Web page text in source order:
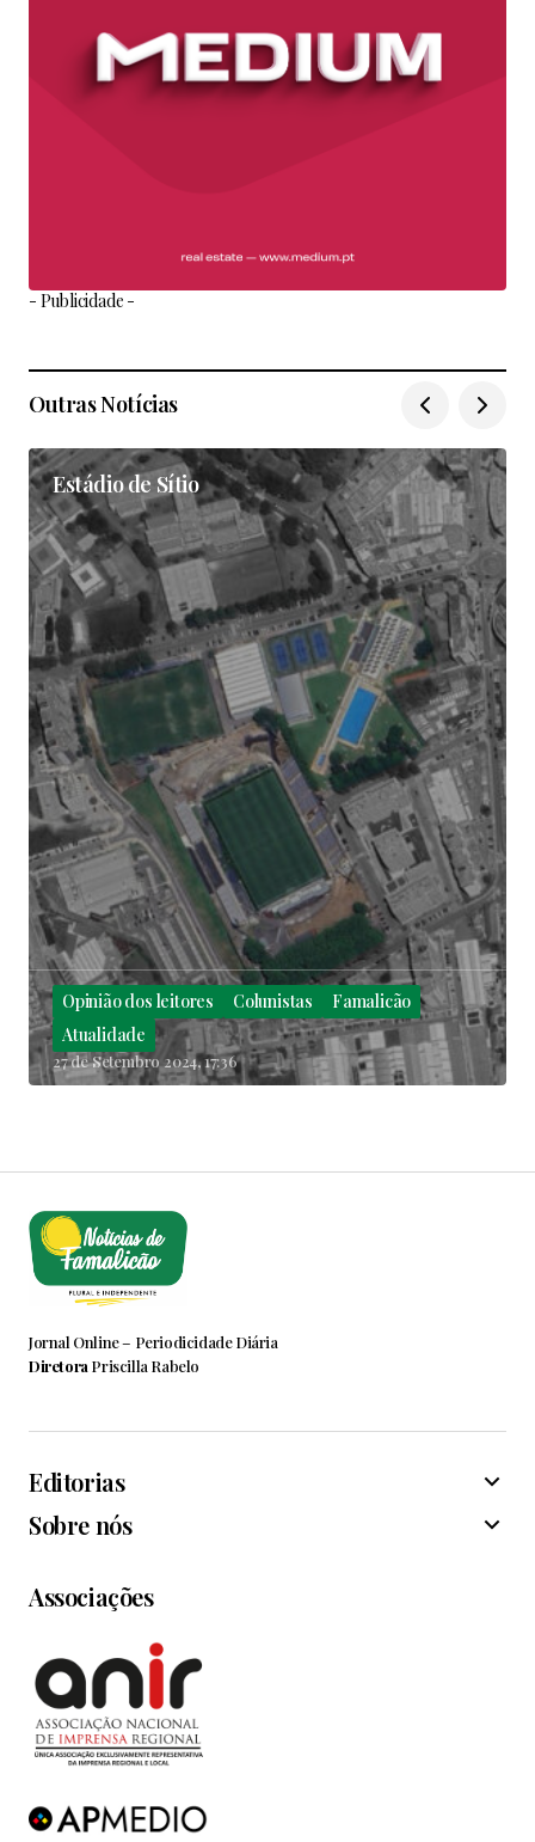
- Publicidade -
Outras Notícias
Estádio de Sítio
Opinião dos leitores Colunistas
Famalicão
Atualidade
27 de Setembro 2024, 17:36
Jornal Online – Periodicidade Diária
Diretora Priscilla Rabelo
Editorias
Sobre nós
Associações